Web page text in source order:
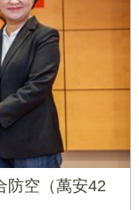
防空（萬安42